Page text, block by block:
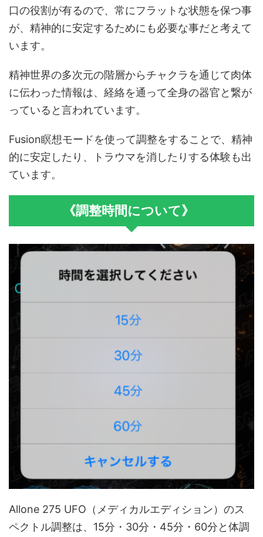
口の役割が有るので、常にフラットな状態を保つ事
が、精神的に安定するためにも必要な事だと考えて
います。
精神世界の多次元の階層からチャクラを通じて肉体
に伝わった情報は、経絡を通って全身の器官と繋が
っていると言われています。
Fusion瞑想モードを使って調整をすることで、精神
的に安定したり、トラウマを消したりする体験も出
ています。
《調整時間について》
Allone 275 UFO（メディカルエディション）のス
ペクトル調整は、15分・30分・45分・60分と体調